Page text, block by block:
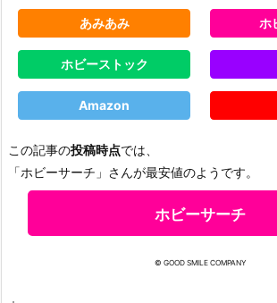
あみあみ ホ
ホビーストック
Amazon
この記事の投稿時点では、
「ホビーサーチ」さんが最安値のようです。
ホビーサーチ
© GOOD SMILE COMPANY